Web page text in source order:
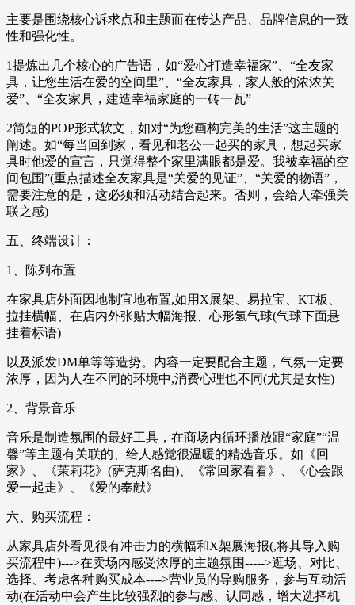
主要是围绕核心诉求点和主题而在传达产品、品牌信息的一致
性和强化性。
1提炼出几个核心的广告语，如“爱心打造幸福家”、“全友家
具，让您生活在爱的空间里”、“全友家具，家人般的浓浓关
爱”、“全友家具，建造幸福家庭的一砖一瓦”
2简短的POP形式软文，如对“为您画构完美的生活”这主题的
阐述。如“每当回到家，看见和老公一起买的家具，想起买家
具时他爱的宣言，只觉得整个家里满眼都是爱。我被幸福的空
间包围”(重点描述全友家具是“关爱的见证”、“关爱的物语”，
需要注意的是，这必须和活动结合起来。否则，会给人牵强关
联之感)
五、终端设计：
1、陈列布置
在家具店外面因地制宜地布置,如用X展架、易拉宝、KT板、
拉挂横幅、在店内外张贴大幅海报、心形氢气球(气球下面悬
挂着标语)
以及派发DM单等等造势。内容一定要配合主题，气氛一定要
浓厚，因为人在不同的环境中,消费心理也不同(尤其是女性)
2、背景音乐
音乐是制造氛围的最好工具，在商场内循环播放跟“家庭”“温
馨”等主题有关联的、给人感觉很温暖的精选音乐。如《回
家》、《茉莉花》(萨克斯名曲)、《常回家看看》、《心会跟
爱一起走》、《爱的奉献》
六、购买流程：
从家具店外看见很有冲击力的横幅和X架展海报(,将其导入购
买流程中)--->在卖场内感受浓厚的主题氛围----->逛场、对比、
选择、考虑各种购买成本---->营业员的导购服务，参与互动活
动(在活动中会产生比较强烈的参与感、认同感，增大选择机